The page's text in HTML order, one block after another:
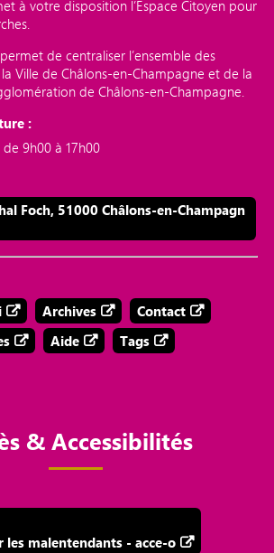
à votre disposition l’Espace Citoyen pour
permet de centraliser l’ensemble des
Ville de Châlons-en-Champagne et de la
de Châlons-en-Champagne.
:
9h00 à 17h00
Foch, 51000 Châlons-en-Champagn
Archives
Contact
Aide Tags
& Accessibilités
les malentendants - acce-o